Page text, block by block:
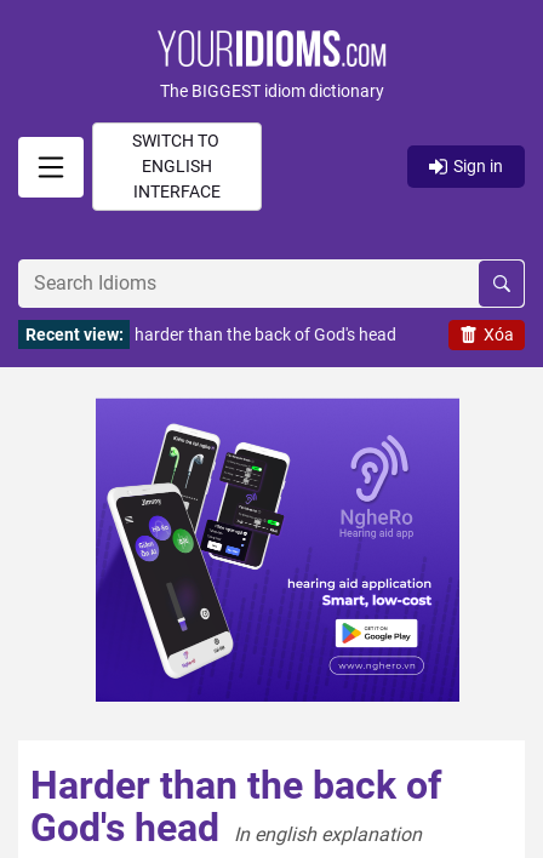
The BIGGEST idiom dictionary
SWITCH TO
ENGLISH
INTERFACE
Sign in
Xóa
Recent view: harder than the back of God's head
Harder than the back of
God's head
In english explanation